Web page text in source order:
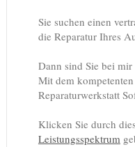
Sie suchen einen
die Reparatur Ihres
Dann sind Sie bei
Mit dem
Reparaturwerkstatt
Klicken Sie durch
Leistungsspektrum